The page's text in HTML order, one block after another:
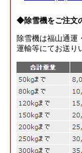
◆除雪機をご注文
除雪機は福山通運
運輸等にてお送り